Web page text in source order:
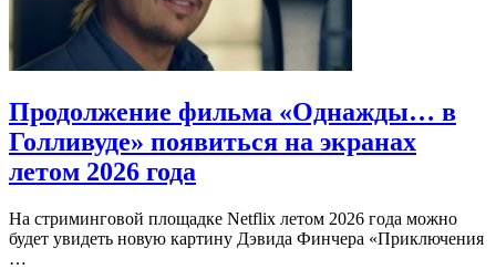
Продолжение фильма «Однажды… в
Голливуде» появиться на экранах
летом 2026 года
На стриминговой площадке Netflix летом 2026 года можно
будет увидеть новую картину Дэвида Финчера «Приключения
…